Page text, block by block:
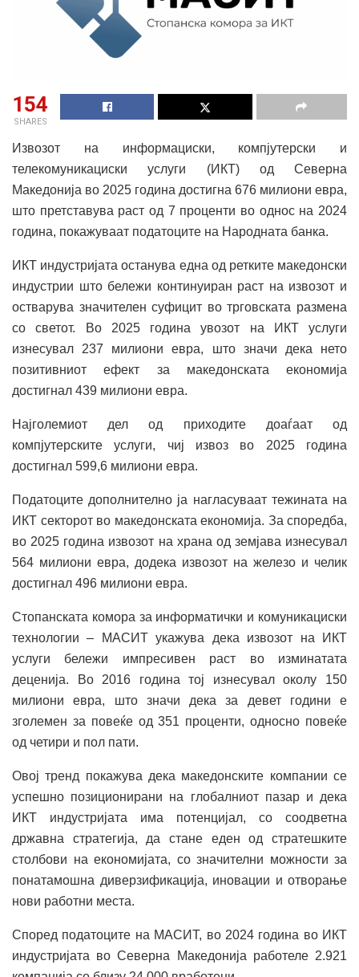
154
SHARES
Извозот на информациски, компјутерски и
телекомуникациски услуги (ИКТ) од Северна
Македонија во 2025 година достигна 676 милиони евра,
што претставува раст од 7 проценти во однос на 2024
година, покажуваат податоците на Народната банка.
ИКТ индустријата останува една од ретките македонски
индустрии што бележи континуиран раст на извозот и
остварува значителен суфицит во трговската размена
со светот. Во 2025 година увозот на ИКТ услуги
изнесувал 237 милиони евра, што значи дека нето
позитивниот ефект за македонската економија
достигнал 439 милиони евра.
Најголемиот дел од приходите доаѓаат од
компјутерските услуги, чиј извоз во 2025 година
достигнал 599,6 милиони евра.
Податоците дополнително ја нагласуваат тежината на
ИКТ секторот во македонската економија. За споредба,
во 2025 година извозот на храна од земјава изнесувал
564 милиони евра, додека извозот на железо и челик
достигнал 496 милиони евра.
Стопанската комора за информатички и комуникациски
технологии – МАСИТ укажува дека извозот на ИКТ
услуги бележи импресивен раст во изминатата
деценија. Во 2016 година тој изнесувал околу 150
милиони евра, што значи дека за девет години е
зголемен за повеќе од 351 проценти, односно повеќе
од четири и пол пати.
Овој тренд покажува дека македонските компании се
успешно позиционирани на глобалниот пазар и дека
ИКТ индустријата има потенцијал, со соодветна
државна стратегија, да стане еден од стратешките
столбови на економијата, со значителни можности за
понатамошна диверзификација, иновации и отворање
нови работни места.
Според податоците на МАСИТ, во 2024 година во ИКТ
индустријата во Северна Македонија работеле 2.921